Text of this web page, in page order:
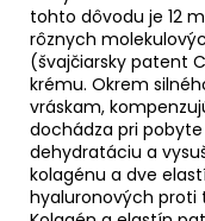
tohto dôvodu je 12
rôznych
(švajčiarsky patent
krému. Okrem
vráskam,
dochádza pri
dehydratáciu a
kolagénu a dve
hyaluronových proti